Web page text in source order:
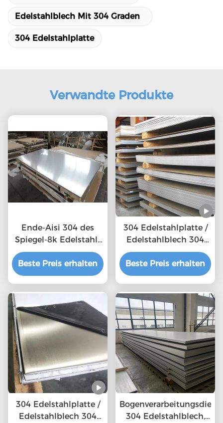
Edelstahlblech Mit 304 Graden
304 Edelstahlplatte
Verwandte Produkte
Ende-Aisi 304 des
Spiegel-8k Edelstahl-
Platte Edelstahlblech-
316L
Beste Preis erhalten
304 Edelstahlplatte /
Edelstahlblech 304
mit Spiegelfläche
Beste Preis erhalten
304 Edelstahlplatte /
Edelstahlblech 304
304 Edelstahlblech,